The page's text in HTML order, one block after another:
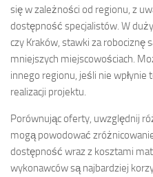
się w zależności od regionu, z
dostępność specjalistów. W
czy Kraków, stawki za robociznę
mniejszych miejscowościach.
innego regionu, jeśli nie wpłynie
realizacji projektu.
Porównując oferty, uwzględnij
mogą powodować
dostępność wraz z kosztami
wykonawców są najbardziej